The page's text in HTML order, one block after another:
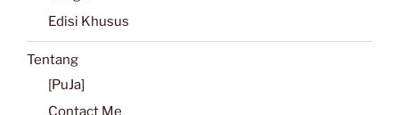
Edisi Khusus
Tentang
[PuJa]
Contact Me